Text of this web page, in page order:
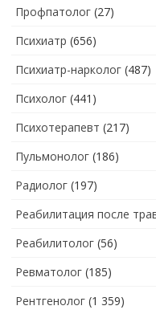
Профпатолог (27)
Психиатр (656)
Психиатр-нарколог (487)
Психолог (441)
Психотерапевт (217)
Пульмонолог (186)
Радиолог (197)
Реабилитация после
Реабилитолог (56)
Ревматолог (185)
Рентгенолог (1 359)